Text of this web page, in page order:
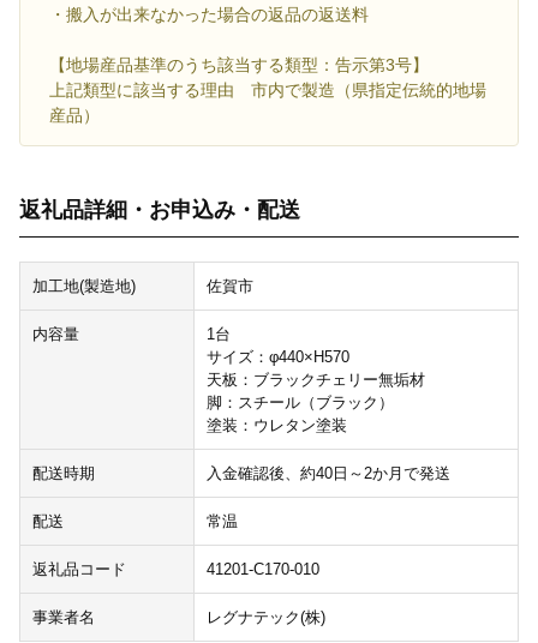
・搬入が出来なかった場合の返品の返送料
【地場産品基準のうち該当する類型：告示第3号】
上記類型に該当する理由 市内で製造（県指定伝統的地場
産品）
返礼品詳細・お申込み・配送
加工地(製造地) 佐賀市
内容量
1台
サイズ：φ440×H570
天板：ブラックチェリー無垢材
脚：スチール（ブラック）
塗装：ウレタン塗装
配送時期 入金確認後、約40日～2か月で発送
配送 常温
返礼品コード 41201-C170-010
事業者名 レグナテック(株)